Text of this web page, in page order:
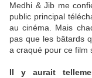
Medhi & Jib me
public principal
au cinéma. Mais
pas que les bâtards
a craqué pour ce film
Il y aurait